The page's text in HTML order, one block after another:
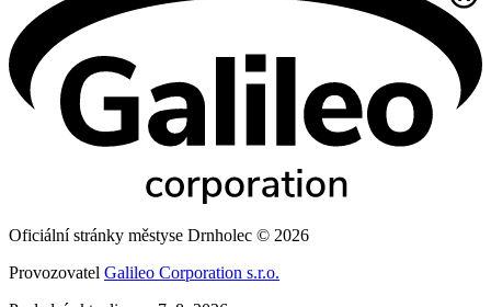
Oficiální stránky městyse Drnholec © 2026
Provozovatel Galileo Corporation s.r.o.